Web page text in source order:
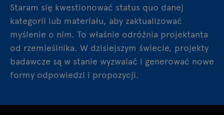
Staram się kwestionować status quo danej
kategorii lub materiału, aby zaktualizować
myślenie o nim. To właśnie odróżnia projektanta
od rzemieślnika. W dzisiejszym świecie, projekty
badawcze są w stanie wyzwalać i generować nowe
formy odpowiedzi i propozycji.